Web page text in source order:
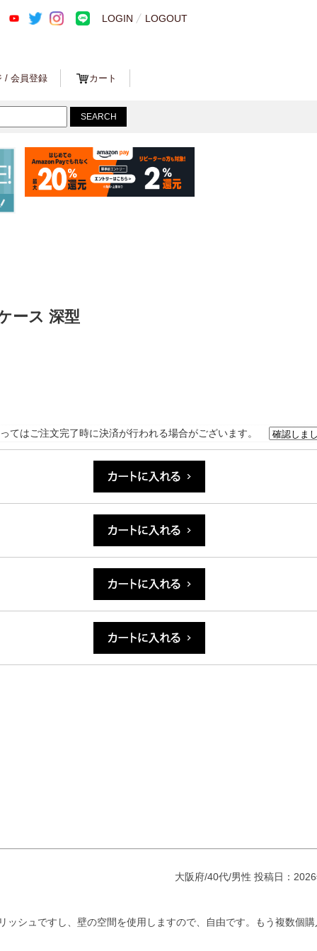
LOGIN LOGOUT
/ 会員登録 カート
ース 深型
てはご注文完了時に決済が行われる場合がございます。
大阪府/40代/男性 投稿日：
ッシュですし、壁の空間を使用しますので、自由です。もう複数個